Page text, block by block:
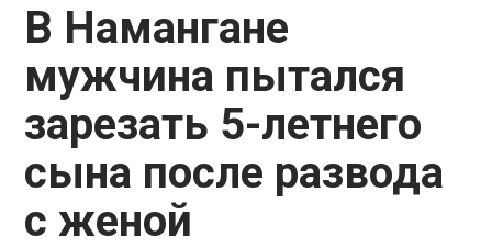
В Намангане
мужчина пытался
зарезать 5-летнего
сына после развода
с женой